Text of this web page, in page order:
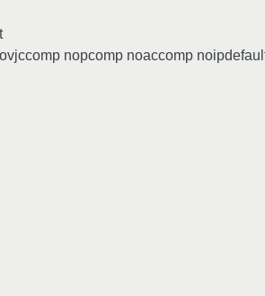
nopcomp noaccomp